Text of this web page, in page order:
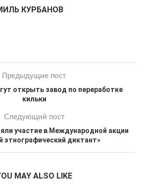
КУРБАНОВ
Предыдущие пост
открыть завод по переработке
кильки
Следующий пост
участие в Международной акции
этнографический диктант»
MAY ALSO LIKE